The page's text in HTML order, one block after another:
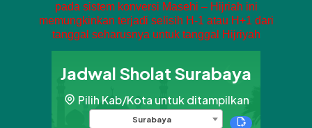
pada sistem konversi Masehi – Hijriah ini
memungkinkan terjadi selisih H-1 atau H+1 dari
tanggal seharusnya untuk tanggal Hijriyah